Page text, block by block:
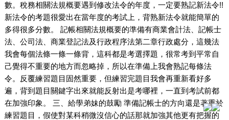
數。稅務相關法規概要遇到修改法令的年度，一定要熟記新法令!!
新法令的考題很愛出在當年度的考試上，背熟新法令就能簡單的
多得很多分數。 記帳相關法規概要的準備有商業會計法、記帳士
法、公司法、商業登記法及行政程序法第二章行政處分，這幾法
我會每個法條一條一條背，這科都是考選擇題，很常考到平常自
己覺得不重要的地方而忽略掉，所以在準備上我會熟記每條法
令。反覆練習題目固然重要，但練習完題目我會再重新看好多
遍，背到題目關鍵字出來就能反射出是考哪裡，一直到考試前都
在加強印象。 三、給學弟妹的鼓勵 準備記帳士的方向還是著重於
練習題目，假使對某科稍微沒信心的話那就加強其他更有把握的